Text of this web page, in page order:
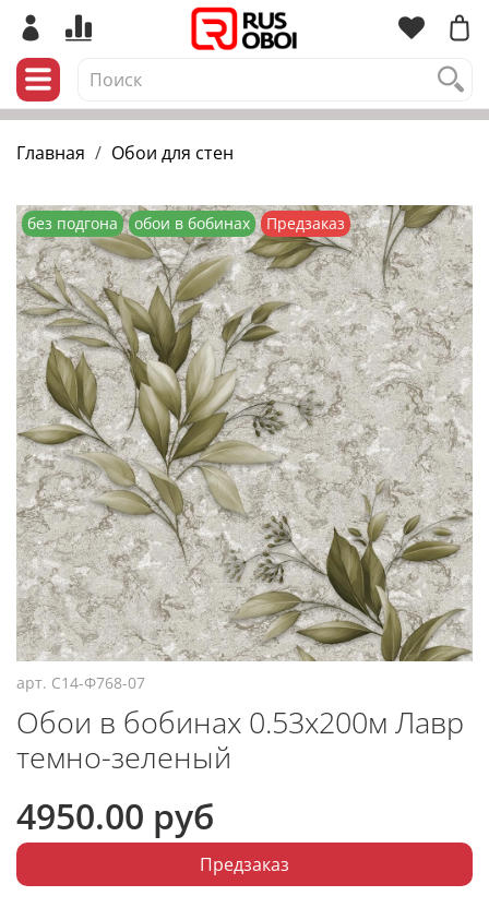
Главная Обои для стен
без подгона обои в бобинах Предзаказ
арт. С14-Ф768-07
Обои в бобинах 0.53х200м Лавр
темно-зеленый
4950.00 руб
Предзаказ